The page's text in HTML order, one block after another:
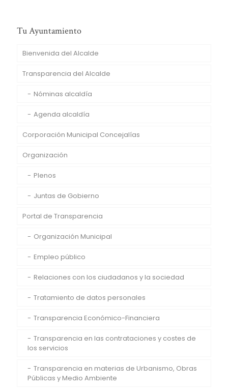
Tu Ayuntamiento
Bienvenida del Alcalde
Transparencia del Alcalde
Nóminas alcaldía
Agenda alcaldía
Corporación Municipal Concejalías
Organización
Plenos
Juntas de Gobierno
Portal de Transparencia
Organización Municipal
Empleo público
Relaciones con los ciudadanos y la sociedad
Tratamiento de datos personales
Transparencia Económico-Financiera
Transparencia en las contrataciones y costes de
los servicios
Transparencia en materias de Urbanismo, Obras
Públicas y Medio Ambiente